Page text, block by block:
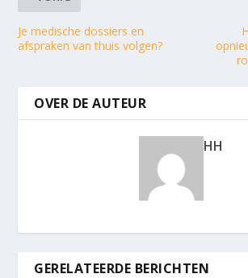
Je medische dossiers en
afspraken van thuis volgen?
OVER DE AUTEUR
HH
GERELATEERDE BERICHTEN